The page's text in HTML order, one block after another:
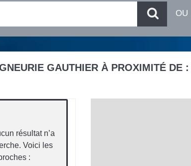
GAUTHIER À PROXIMITÉ DE :
résultat n’a
Voici les
: